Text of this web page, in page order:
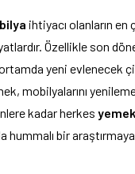
ihtiyacı olanların
Özellikle son
ortamda yeni evlenecek
mobilyalarını
kadar herkes
hummalı bir